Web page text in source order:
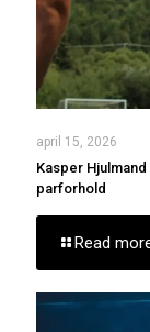
april 15, 2026
Kasper
parforhold
Read